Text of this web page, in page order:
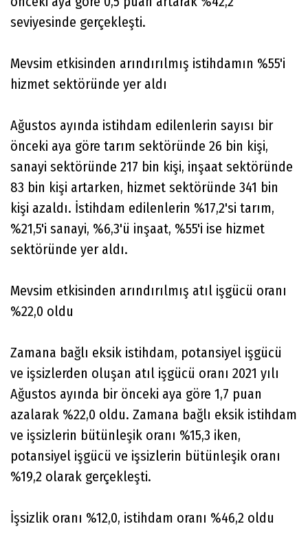
seviyesinde gerçekleşti.
Mevsim etkisinden arındırılmış istihdamın %55'i
hizmet sektöründe yer aldı
Ağustos ayında istihdam edilenlerin sayısı bir
önceki aya göre tarım sektöründe 26 bin kişi,
sanayi sektöründe 217 bin kişi, inşaat sektöründe
83 bin kişi artarken, hizmet sektöründe 341 bin
kişi azaldı. İstihdam edilenlerin %17,2'si tarım,
%21,5'i sanayi, %6,3'ü inşaat, %55'i ise hizmet
sektöründe yer aldı.
Mevsim etkisinden arındırılmış atıl işgücü oranı
%22,0 oldu
Zamana bağlı eksik istihdam, potansiyel işgücü
ve işsizlerden oluşan atıl işgücü oranı 2021 yılı
Ağustos ayında bir önceki aya göre 1,7 puan
azalarak %22,0 oldu. Zamana bağlı eksik istihdam
ve işsizlerin bütünleşik oranı %15,3 iken,
potansiyel işgücü ve işsizlerin bütünleşik oranı
%19,2 olarak gerçekleşti.
İşsizlik oranı %12,0, istihdam oranı %46,2 oldu